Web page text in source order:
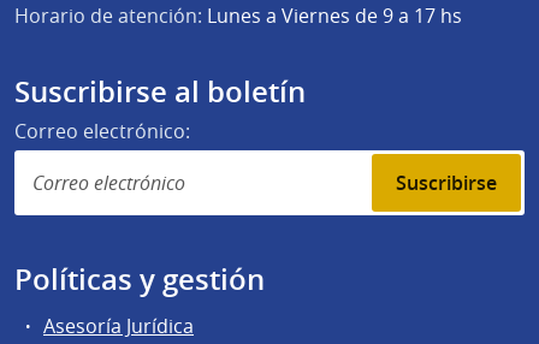
Horario de atención: Lunes a Viernes de 9 a 17 hs
Suscribirse al boletín
Correo electrónico:
Suscribirse
Políticas y gestión
Asesoría Jurídica